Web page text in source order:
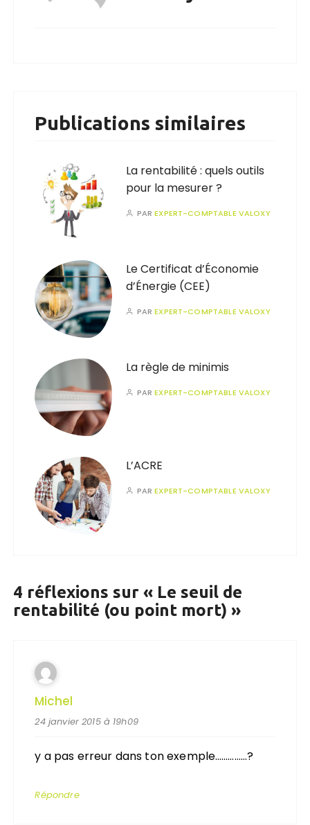
Publications similaires
La rentabilité : quels outils
pour la mesurer ?
PAREXPERT-COMPTABLE VALOXY
Le Certificat d’Économie
d’Énergie (CEE)
PAREXPERT-COMPTABLE VALOXY
La règle de minimis
PAREXPERT-COMPTABLE VALOXY
L’ACRE
PAREXPERT-COMPTABLE VALOXY
4 réflexions sur « Le seuil de
rentabilité (ou point mort) »
Michel
24 janvier 2015 à 19h09
y a pas erreur dans ton exemple……………?
Répondre